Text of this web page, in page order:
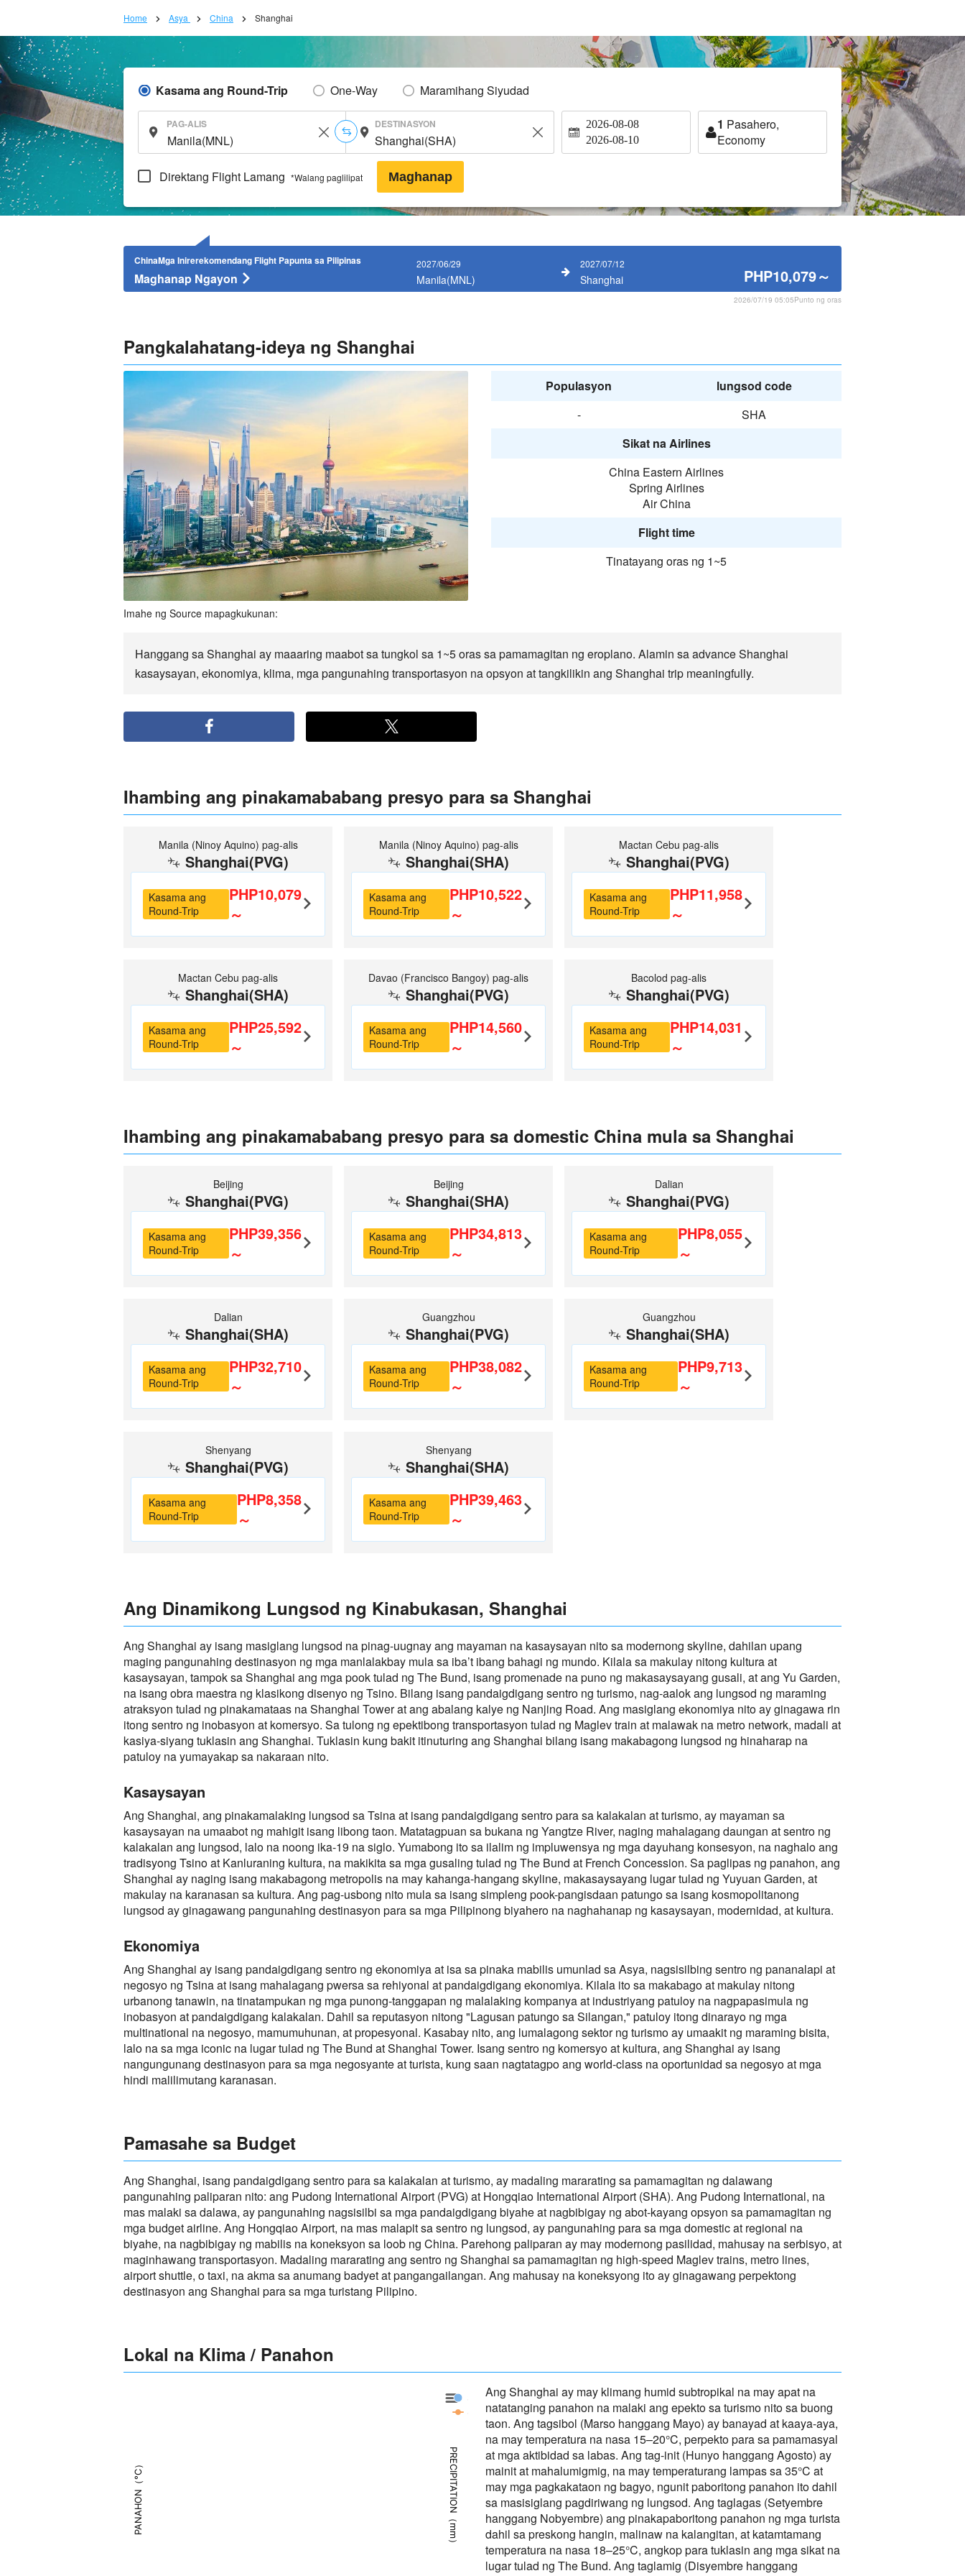
Home Asya China Shanghai
Kasama ang Round-Trip One-Way Maramihang Siyudad
PAG-ALIS DESTINASYON 2026-08-08
2026-08-10
1 Pasahero,
Economy
Direktang Flight Lamang *Walang paglilipat Maghanap
ChinaMga Inirerekomendang Flight Papunta sa Pilipinas
Maghanap Ngayon
2027/06/29
Manila(MNL)
2027/07/12
Shanghai PHP10,079～
2026/07/19 05:05Punto ng oras
Pangkalahatang-ideya ng Shanghai
Imahe ng Source mapagkukunan:
Populasyon
lungsod code
-
SHA
Sikat na Airlines
China Eastern Airlines
Spring Airlines
Air China
Flight time
Tinatayang oras ng 1~5
Hanggang sa Shanghai ay maaaring maabot sa tungkol sa 1~5 oras sa pamamagitan ng eroplano. Alamin sa advance Shanghai
kasaysayan, ekonomiya, klima, mga pangunahing transportasyon na opsyon at tangkilikin ang Shanghai trip meaningfully.
Ihambing ang pinakamababang presyo para sa Shanghai
Manila (Ninoy Aquino) pag-alis
Shanghai(PVG)
Kasama ang
Round-Trip
PHP10,079
～
Manila (Ninoy Aquino) pag-alis
Shanghai(SHA)
Kasama ang
Round-Trip
PHP10,522
～
Mactan Cebu pag-alis
Shanghai(PVG)
Kasama ang
Round-Trip
PHP11,958
～
Mactan Cebu pag-alis
Shanghai(SHA)
Kasama ang
Round-Trip
PHP25,592
～
Davao (Francisco Bangoy) pag-alis
Shanghai(PVG)
Kasama ang
Round-Trip
PHP14,560
～
Bacolod pag-alis
Shanghai(PVG)
Kasama ang
Round-Trip
PHP14,031
～
Ihambing ang pinakamababang presyo para sa domestic China mula sa Shanghai
Beijing
Shanghai(PVG)
Kasama ang
Round-Trip
PHP39,356
～
Beijing
Shanghai(SHA)
Kasama ang
Round-Trip
PHP34,813
～
Dalian
Shanghai(PVG)
Kasama ang
Round-Trip
PHP8,055
～
Dalian
Shanghai(SHA)
Kasama ang
Round-Trip
PHP32,710
～
Guangzhou
Shanghai(PVG)
Kasama ang
Round-Trip
PHP38,082
～
Guangzhou
Shanghai(SHA)
Kasama ang
Round-Trip
PHP9,713
～
Shenyang
Shanghai(PVG)
Kasama ang
Round-Trip
PHP8,358
～
Shenyang
Shanghai(SHA)
Kasama ang
Round-Trip
PHP39,463
～
Ang Dinamikong Lungsod ng Kinabukasan, Shanghai
Ang Shanghai ay isang masiglang lungsod na pinag-uugnay ang mayaman na kasaysayan nito sa modernong skyline, dahilan upang
maging pangunahing destinasyon ng mga manlalakbay mula sa iba’t ibang bahagi ng mundo. Kilala sa makulay nitong kultura at
kasaysayan, tampok sa Shanghai ang mga pook tulad ng The Bund, isang promenade na puno ng makasaysayang gusali, at ang Yu Garden,
na isang obra maestra ng klasikong disenyo ng Tsino. Bilang isang pandaigdigang sentro ng turismo, nag-aalok ang lungsod ng maraming
atraksyon tulad ng pinakamataas na Shanghai Tower at ang abalang kalye ng Nanjing Road. Ang masiglang ekonomiya nito ay ginagawa rin
itong sentro ng inobasyon at komersyo. Sa tulong ng epektibong transportasyon tulad ng Maglev train at malawak na metro network, madali at
kasiya-siyang tuklasin ang Shanghai. Tuklasin kung bakit itinuturing ang Shanghai bilang isang makabagong lungsod ng hinaharap na
patuloy na yumayakap sa nakaraan nito.
Kasaysayan
Ang Shanghai, ang pinakamalaking lungsod sa Tsina at isang pandaigdigang sentro para sa kalakalan at turismo, ay mayaman sa
kasaysayan na umaabot ng mahigit isang libong taon. Matatagpuan sa bukana ng Yangtze River, naging mahalagang daungan at sentro ng
kalakalan ang lungsod, lalo na noong ika-19 na siglo. Yumabong ito sa ilalim ng impluwensya ng mga dayuhang konsesyon, na naghalo ang
tradisyong Tsino at Kanluraning kultura, na makikita sa mga gusaling tulad ng The Bund at French Concession. Sa paglipas ng panahon, ang
Shanghai ay naging isang makabagong metropolis na may kahanga-hangang skyline, makasaysayang lugar tulad ng Yuyuan Garden, at
makulay na karanasan sa kultura. Ang pag-usbong nito mula sa isang simpleng pook-pangisdaan patungo sa isang kosmopolitanong
lungsod ay ginagawang pangunahing destinasyon para sa mga Pilipinong biyahero na naghahanap ng kasaysayan, modernidad, at kultura.
Ekonomiya
Ang Shanghai ay isang pandaigdigang sentro ng ekonomiya at isa sa pinaka mabilis umunlad sa Asya, nagsisilbing sentro ng pananalapi at
negosyo ng Tsina at isang mahalagang pwersa sa rehiyonal at pandaigdigang ekonomiya. Kilala ito sa makabago at makulay nitong
urbanong tanawin, na tinatampukan ng mga punong-tanggapan ng malalaking kompanya at industriyang patuloy na nagpapasimula ng
inobasyon at pandaigdigang kalakalan. Dahil sa reputasyon nitong "Lagusan patungo sa Silangan," patuloy itong dinarayo ng mga
multinational na negosyo, mamumuhunan, at propesyonal. Kasabay nito, ang lumalagong sektor ng turismo ay umaakit ng maraming bisita,
lalo na sa mga iconic na lugar tulad ng The Bund at Shanghai Tower. Isang sentro ng komersyo at kultura, ang Shanghai ay isang
nangungunang destinasyon para sa mga negosyante at turista, kung saan nagtatagpo ang world-class na oportunidad sa negosyo at mga
hindi malilimutang karanasan.
Pamasahe sa Budget
Ang Shanghai, isang pandaigdigang sentro para sa kalakalan at turismo, ay madaling mararating sa pamamagitan ng dalawang
pangunahing paliparan nito: ang Pudong International Airport (PVG) at Hongqiao International Airport (SHA). Ang Pudong International, na
mas malaki sa dalawa, ay pangunahing nagsisilbi sa mga pandaigdigang biyahe at nagbibigay ng abot-kayang opsyon sa pamamagitan ng
mga budget airline. Ang Hongqiao Airport, na mas malapit sa sentro ng lungsod, ay pangunahing para sa mga domestic at regional na
biyahe, na nagbibigay ng mabilis na koneksyon sa loob ng China. Parehong paliparan ay may modernong pasilidad, mahusay na serbisyo, at
maginhawang transportasyon. Madaling mararating ang sentro ng Shanghai sa pamamagitan ng high-speed Maglev trains, metro lines,
airport shuttle, o taxi, na akma sa anumang badyet at pangangailangan. Ang mahusay na koneksyong ito ay ginagawang perpektong
destinasyon ang Shanghai para sa mga turistang Pilipino.
Lokal na Klima / Panahon
PANAHON（°C） PRECIPITATION（mm）
Shanghai - Precipitation
Shanghai - Panahon
Ang Shanghai ay may klimang humid subtropikal na may apat na
natatanging panahon na malaki ang epekto sa turismo nito sa buong
taon. Ang tagsibol (Marso hanggang Mayo) ay banayad at kaaya-aya,
na may temperatura na nasa 15–20°C, perpekto para sa pamamasyal
at mga aktibidad sa labas. Ang tag-init (Hunyo hanggang Agosto) ay
mainit at mahalumigmig, na may temperaturang lampas sa 35°C at
may mga pagkakataon ng bagyo, ngunit paboritong panahon ito dahil
sa masisiglang pagdiriwang ng lungsod. Ang taglagas (Setyembre
hanggang Nobyembre) ang pinakapaboritong panahon ng mga turista
dahil sa preskong hangin, malinaw na kalangitan, at katamtamang
temperatura na nasa 18–25°C, angkop para tuklasin ang mga sikat na
lugar tulad ng The Bund. Ang taglamig (Disyembre hanggang